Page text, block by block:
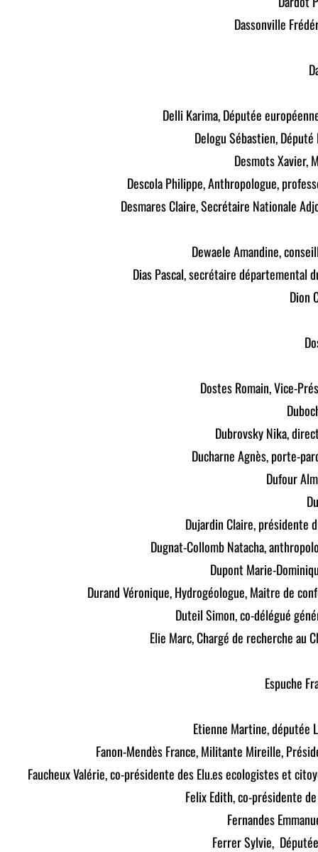
Dassonville
Delli Karima, Députée
Delogu Sébastien, Député
Desmots Xavier,
Descola Philippe, Anthropologue,
Desmares Claire, Secrétaire Nationale
Dewaele Amandine,
Dias Pascal, secrétaire départemental
Dion
Dostes Romain, Vice-
Dubrovsky Nika,
Ducharne Agnès, porte-
Dufour
Dujardin Claire, présidente
Dugnat-Collomb Natacha,
Dupont Marie-
Durand Véronique, Hydrogéologue, Maitre de
Duteil Simon, co-délégué
Elie Marc, Chargé de recherche au
Espuche
Etienne Martine, députée
Fanon-Mendès France, Militante Mireille,
Faucheux Valérie, co-présidente des Elu.es ecologistes et
Felix Edith, co-présidente
Fernandes
Ferrer Sylvie,